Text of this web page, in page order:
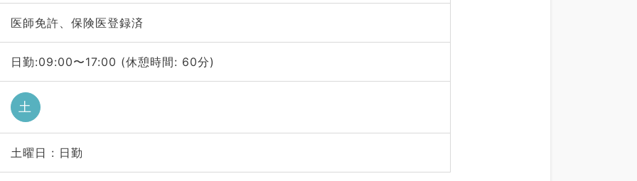
医師免許、保険医登録済
日勤:09:00〜17:00 (休憩時間: 60分)
土
土曜日 : 日勤